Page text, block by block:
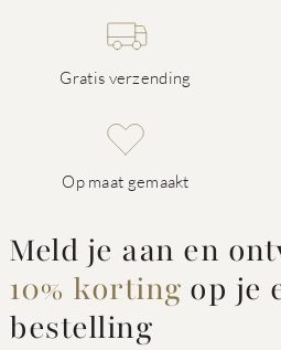
Gratis verzending
Op maat gemaakt
Meld je aan en
10% korting op je
bestelling